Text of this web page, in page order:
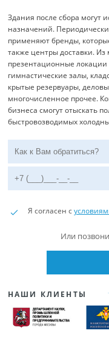
Здания после сбора могут
назначений.
применяют бренды,
также центры доставки. Из
презентационные локации
гимнастические залы,
крытые резервуары,
многочисленное прочее.
бизнеса смогут отыскать
быстровозводимых
Я согласен с
Или
НАШИ КЛИЕНТЫ